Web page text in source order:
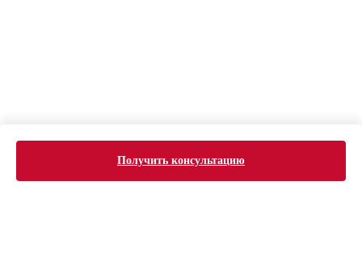
Получить консультацию